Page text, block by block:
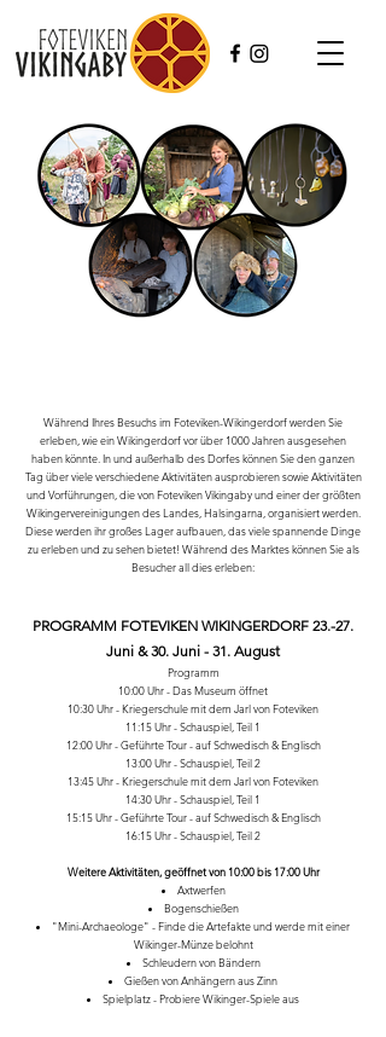
Während Ihres Besuchs im Foteviken-Wikingerdorf werden Sie
erleben, wie ein Wikingerdorf vor über 1000 Jahren ausgesehen
haben könnte. In und außerhalb des Dorfes können Sie den ganzen
Tag über viele verschiedene Aktivitäten ausprobieren sowie Aktivitäten
und Vorführungen, die von Foteviken Vikingaby und einer der größten
Wikingervereinigungen des Landes, Halsingarna, organisiert werden.
Diese werden ihr großes Lager aufbauen, das viele spannende Dinge
zu erleben und zu sehen bietet! Während des Marktes können Sie als
Besucher all dies erleben:
PROGRAMM FOTEVIKEN WIKINGERDORF 23.-27.
Juni & 30. Juni - 31. August
Programm
10:00 Uhr - Das Museum öffnet
10:30 Uhr - Kriegerschule mit dem Jarl von Foteviken
11:15 Uhr - Schauspiel, Teil 1
12:00 Uhr - Geführte Tour - auf Schwedisch & Englisch
13:00 Uhr - Schauspiel, Teil 2
13:45 Uhr - Kriegerschule mit dem Jarl von Foteviken
14:30 Uhr - Schauspiel, Teil 1
15:15 Uhr - Geführte Tour - auf Schwedisch & Englisch
16:15 Uhr - Schauspiel, Teil 2
Weitere Aktivitäten, geöffnet von 10:00 bis 17:00 Uhr
Axtwerfen
Bogenschießen
"Mini-Archaeologe" - Finde die Artefakte und werde mit einer
Wikinger-Münze belohnt
Schleudern von Bändern
Gießen von Anhängern aus Zinn
Spielplatz - Probiere Wikinger-Spiele aus